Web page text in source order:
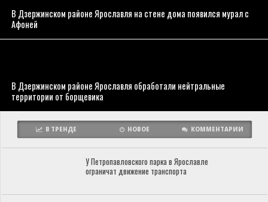
В Дзержинском районе Ярославля на стене дома появился мурал с
Афоней
В Дзержинском районе Ярославля обработали нейтральные
территории от борщевика
В ТРЕНДЕ НОВОЕ КОММЕНТАРИИ
У Петропавловского парка в Ярославле
ограничат движение транспорта